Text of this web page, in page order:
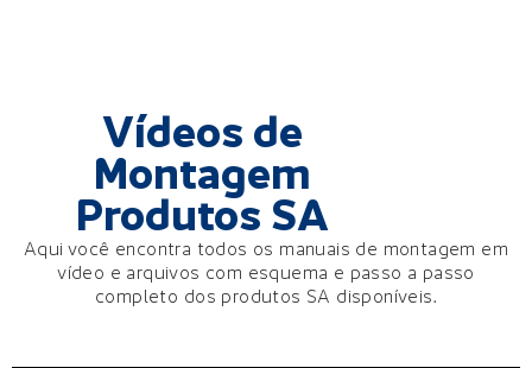
Vídeos de
Montagem
Produtos SA
Aqui você encontra todos os manuais de montagem em
vídeo e arquivos com esquema e passo a passo
completo dos produtos SA disponíveis.